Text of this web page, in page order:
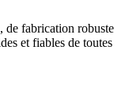
de fabrication robuste
et fiables de toutes